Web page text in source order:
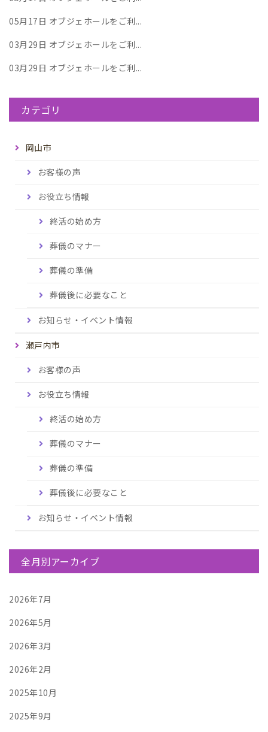
05月17日 オブジェホールをご利...
03月29日 オブジェホールをご利...
03月29日 オブジェホールをご利...
カテゴリ
岡山市
お客様の声
お役立ち情報
終活の始め方
葬儀のマナー
葬儀の準備
葬儀後に必要なこと
お知らせ・イベント情報
瀬戸内市
お客様の声
お役立ち情報
終活の始め方
葬儀のマナー
葬儀の準備
葬儀後に必要なこと
お知らせ・イベント情報
全月別アーカイブ
2026年7月
2026年5月
2026年3月
2026年2月
2025年10月
2025年9月